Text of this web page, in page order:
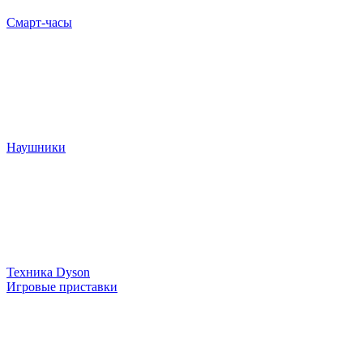
Смарт-часы
Наушники
Техника Dyson
Игровые приставки